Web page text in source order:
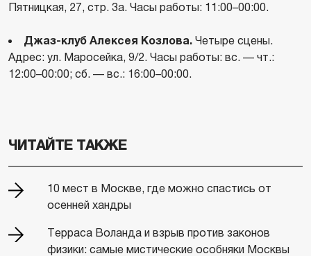
Пятницкая, 27, стр. 3а. Часы работы: 11:00–00:00.
Джаз-клуб Алексея Козлова. Четыре сцены.
Адрес: ул. Маросейка, 9/2. Часы работы: вс. — чт.:
12:00–00:00; сб. — вс.: 16:00–00:00.
ЧИТАЙТЕ ТАКЖЕ
10 мест в Москве, где можно спастись от
осенней хандры
Терраса Воланда и взрыв против законов
физики: самые мистические особняки Москвы